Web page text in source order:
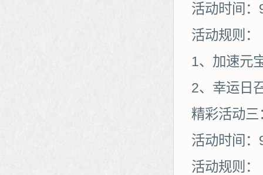
活动时间：
活动规则：
1、加速元
2、幸运日
精彩活动
活动时间：
活动规则：